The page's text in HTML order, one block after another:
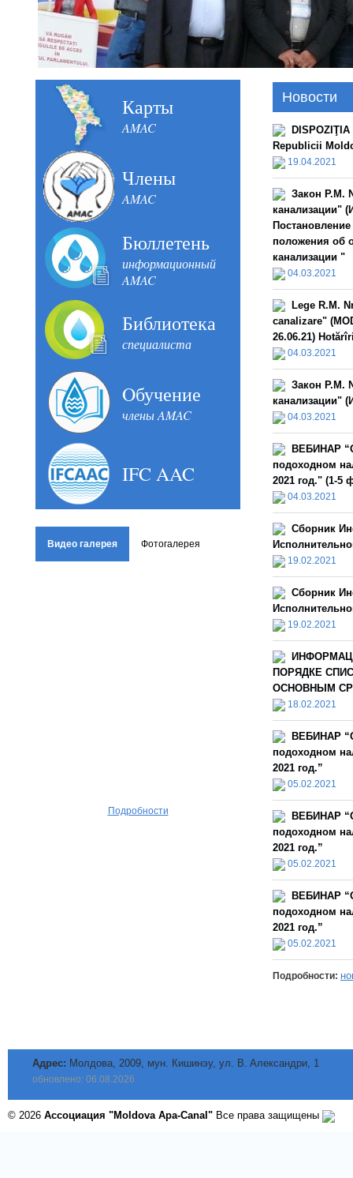
Карты
AMAC
Члены
AMAC
Бюллетень
информационный
AMAC
Библиотека
специалиста
Oбучение
члены AMAC
IFC AAC
Видео галерея Фотогалерея
Подробности
Новости
Republicii
19.04.2021
Закон Р.М.
канализации"
положения об
канализации "
04.03.2021
Lege R.M.
canalizare"
26.06.21)
04.03.2021
Закон Р.М.
канализации"
04.03.2021
ВЕБИНАР
подоходном
2021 год." (1-5
04.03.2021
Сборник
19.02.2021
Сборник
19.02.2021
ПОРЯДКЕ
ОСНОВНЫМ
18.02.2021
ВЕБИНАР
подоходном
2021 год.”
05.02.2021
ВЕБИНАР
подоходном
2021 год.”
05.02.2021
ВЕБИНАР
подоходном
2021 год.”
05.02.2021
Подробности:
Адрес: Молдова, 2009, мун. Кишинэу, ул. B. Aлександри, 1
обновлено: 06.08.2026
© 2026 Ассоциация "Moldova Apa-Canal" Все права защищены